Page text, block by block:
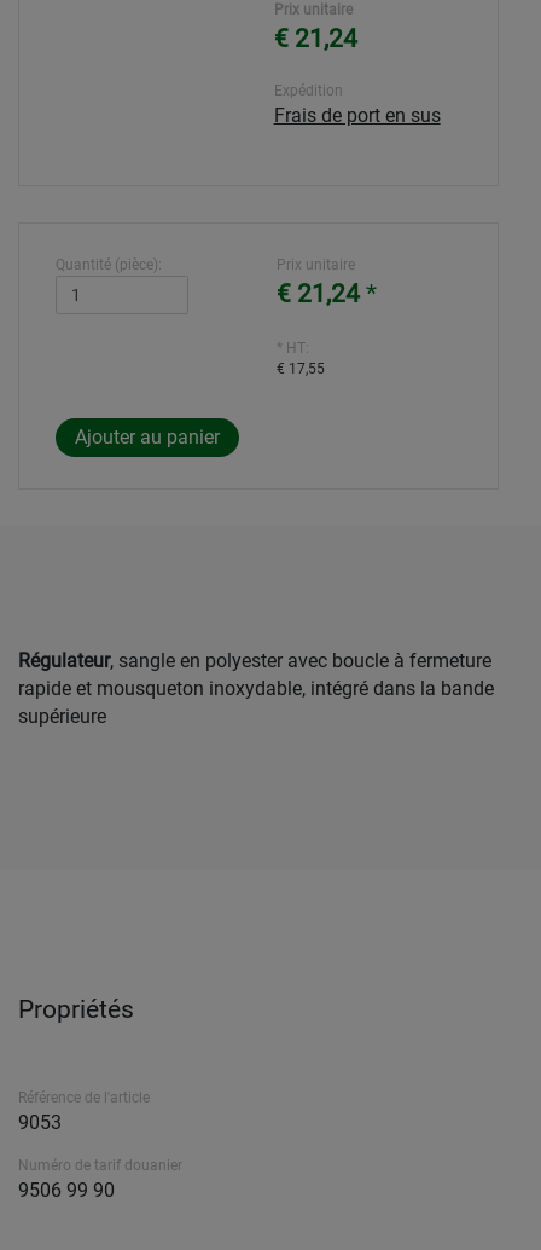
Prix unitaire
€ 21,24
Expédition
Frais de port en sus
Quantité (pièce): Prix unitaire
€ 21,24*
* HT:
€ 17,55
Régulateur, sangle en polyester avec boucle à fermeture
rapide et mousqueton inoxydable, intégré dans la bande
supérieure
Propriétés
Référence de l'article
9053
Numéro de tarif douanier
9506 99 90